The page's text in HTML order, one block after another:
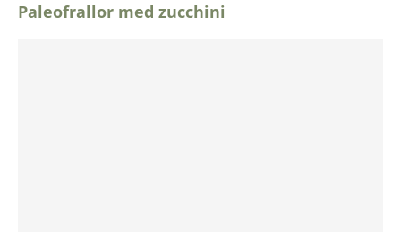
Paleofrallor med zucchini